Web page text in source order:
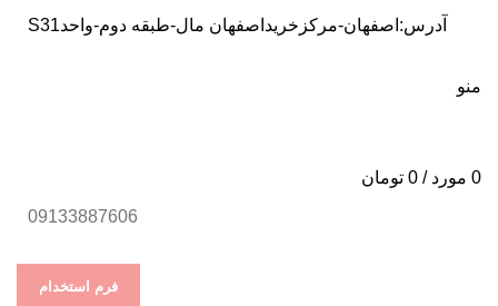
آدرس:اصفهان-مرکزخریداصفهان مال-طبقه دوم-واحدS31
منو
0 مورد /
0 تومان
09133887606
فرم استخدام